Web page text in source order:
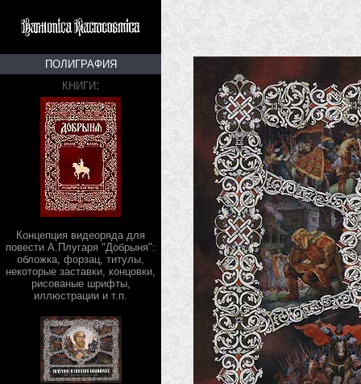
ПОЛИГРАФИЯ
КНИГИ :
Концепция видеоряда для
повести А.Плугаря "Добрыня":
обложка, форзац, титулы,
некоторые заставки, концовки,
рисованые шрифты,
иллюстрации и т.п.